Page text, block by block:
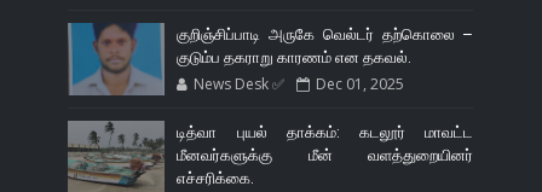
குறிஞ்சிப்பாடி அருகே வெல்டர் தற்கொலை –
குடும்ப தகராறு காரணம் என தகவல்.
News Desk ✅ Dec 01, 2025
டித்வா புயல் தாக்கம்: கடலூர் மாவட்ட
மீனவர்களுக்கு மீன் வளத்துறையினர்
எச்சரிக்கை.